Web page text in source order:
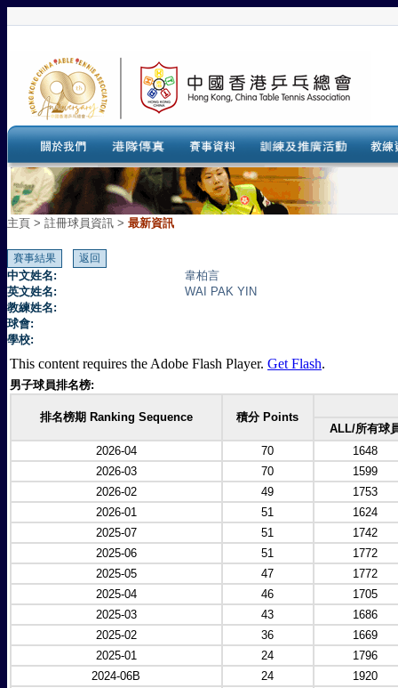
主頁 > 註冊球員資訊 > 最新資訊
中文姓名:
韋柏言
英文姓名:
WAI PAK YIN
教練姓名:
球會:
學校:
This content requires the Adobe Flash Player. Get Flash.
男子球員排名榜:
排名榜期 Ranking Sequence
積分 Points
ALL/所有球
2026-04
70
1648
2026-03
70
1599
2026-02
49
1753
2026-01
51
1624
2025-07
51
1742
2025-06
51
1772
2025-05
47
1772
2025-04
46
1705
2025-03
43
1686
2025-02
36
1669
2025-01
24
1796
2024-06B
24
1920